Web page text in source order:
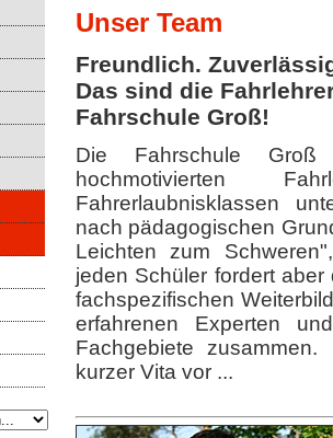
Unser Team
Freundlich.
Das sind die
Fahrschule Groß!
Die Fahrschule
hochmotivierten
Fahrerlaubnisklassen
nach pädagogischen
Leichten zum
jeden Schüler fordert
fachspezifischen
erfahrenen Experten
Fachgebiete
kurzer Vita vor ...